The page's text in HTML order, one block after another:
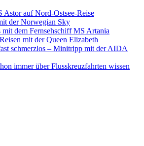
Astor auf Nord-Ostsee-Reise
der Norwegian Sky
mit dem Fernsehschiff MS Artania
mit der Queen Elizabeth
schmerzlos – Minitripp mit der AIDA
immer über Flusskreuzfahrten wissen